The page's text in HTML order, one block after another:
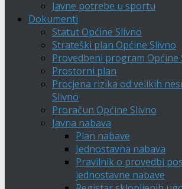
Javne potrebe u sportu
Dokumenti
Statut Općine Slivno
Strateški plan Općine Slivno
Provedbeni program Općine
Prostorni plan
Procjena rizika od velikih
Slivno
Proračun Općine Slivno
Javna nabava
Plan nabave
Jednostavna nabava
Pravilnik o provedbi
jednostavne nabave